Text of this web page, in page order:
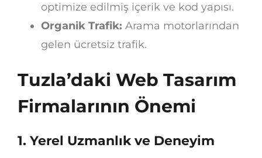
optimize edilmiş içerik ve kod yapısı.
Organik Trafik: Arama motorlarından
gelen ücretsiz trafik.
Tuzla’daki Web Tasarım
Firmalarının Önemi
1. Yerel Uzmanlık ve Deneyim